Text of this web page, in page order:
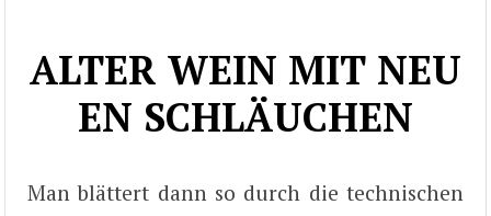
ALTER WEIN MIT NEU
EN SCHLÄUCHEN
Man blättert dann so durch die technischen